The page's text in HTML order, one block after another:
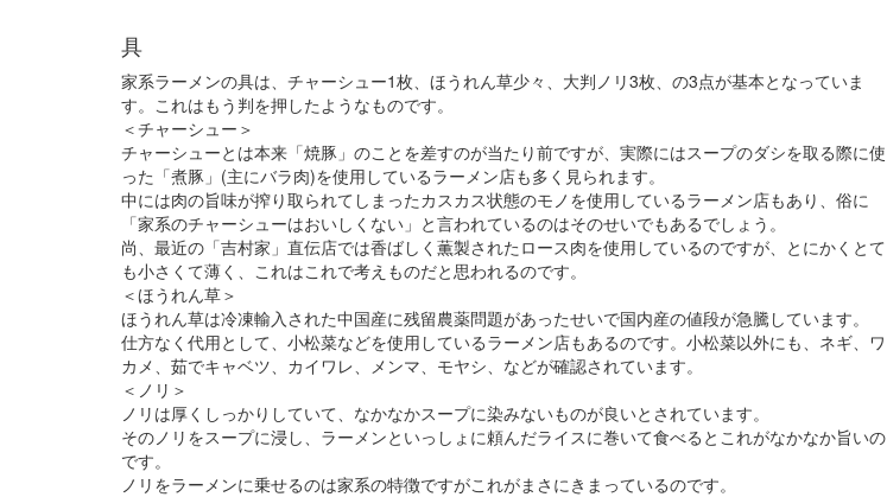
具
家系ラーメンの具は、チャーシュー1枚、ほうれん草少々、大判ノリ3枚、の3点が基本となっていま
す。これはもう判を押したようなものです。
＜チャーシュー＞
チャーシューとは本来「焼豚」のことを差すのが当たり前ですが、実際にはスープのダシを取る際に使
った「煮豚」(主にバラ肉)を使用しているラーメン店も多く見られます。
中には肉の旨味が搾り取られてしまったカスカス状態のモノを使用しているラーメン店もあり、俗に
「家系のチャーシューはおいしくない」と言われているのはそのせいでもあるでしょう。
尚、最近の「吉村家」直伝店では香ばしく薫製されたロース肉を使用しているのですが、とにかくとて
も小さくて薄く、これはこれで考えものだと思われるのです。
＜ほうれん草＞
ほうれん草は冷凍輸入された中国産に残留農薬問題があったせいで国内産の値段が急騰しています。
仕方なく代用として、小松菜などを使用しているラーメン店もあるのです。小松菜以外にも、ネギ、ワ
カメ、茹でキャベツ、カイワレ、メンマ、モヤシ、などが確認されています。
＜ノリ＞
ノリは厚くしっかりしていて、なかなかスープに染みないものが良いとされています。
そのノリをスープに浸し、ラーメンといっしょに頼んだライスに巻いて食べるとこれがなかなか旨いの
です。
ノリをラーメンに乗せるのは家系の特徴ですがこれがまさにきまっているのです。